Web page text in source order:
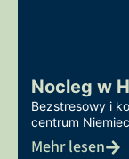
Nocleg w
Bezstresowy i
centrum
Mehr lesen